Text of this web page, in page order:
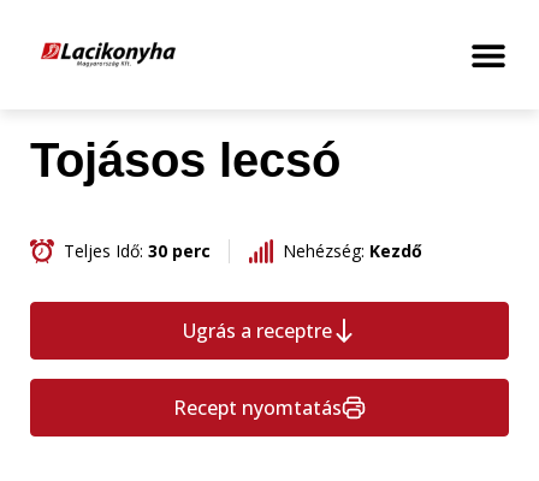
Tojásos lecsó
Teljes Idő: 30 perc Nehézség: Kezdő
Ugrás a receptre
Recept nyomtatás